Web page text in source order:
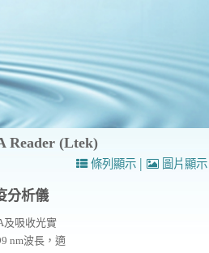
Reader (Ltek)
條列顯示 | 圖片顯示
分析儀
及吸收光實
nm波長，適